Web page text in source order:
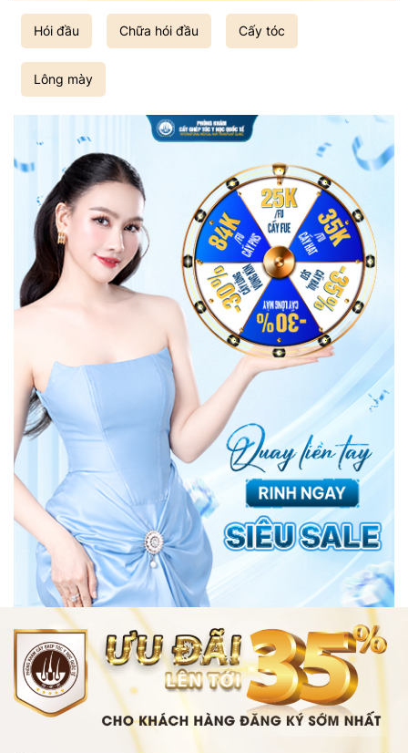
Hói đầu Chữa hói đầu Cấy tóc
Lông mày